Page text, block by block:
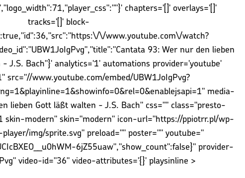
chapters='[]' overlays='[]'
tracks='[]' block-
\/www.youtube.com\/watch?
93: Wer nur den lieben
J.S. Bach"}' analytics='1' automations provider='youtube'
src="//www.youtube.com/embed/UBW1JoIgPvg?
media-
lieben Gott läßt walten - J.S. Bach" css="" class="presto-
modern" skin="modern" icon-url="https://ppiotrr.pl/wp-
img/sprite.svg" preload="" poster="" youtube="
6jZ55uaw","show_count":false}" provider-
video-id="36" video-attributes='{}' playsinline >